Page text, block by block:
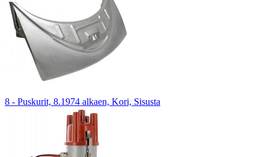
8 - Puskurit, 8.1974 alkaen, Kori, Sisusta